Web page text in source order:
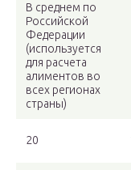
В среднем по
Российской
Федерации
(используется
для расчета
алиментов во
всех регионах
страны)
20